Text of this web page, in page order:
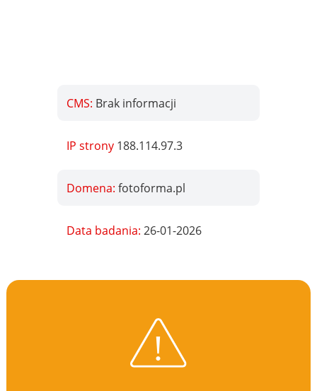
CMS: Brak informacji
IP strony 188.114.97.3
Domena:fotoforma.pl
Data badania:26-01-2026